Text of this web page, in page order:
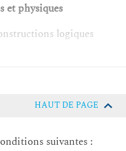
et physiques
logiques
HAUT DE PAGE
suivantes :